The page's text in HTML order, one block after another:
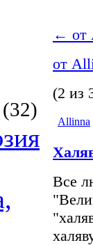
(32)
← от
от
(2 из
Allinna
Все